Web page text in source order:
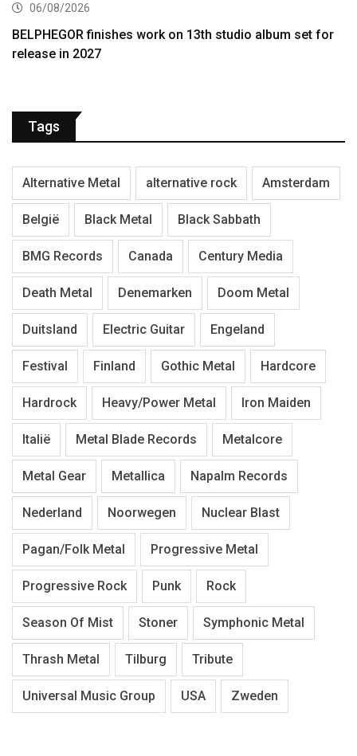
06/08/2026
BELPHEGOR finishes work on 13th studio album set for
release in 2027
Tags
Alternative Metal alternative rock Amsterdam
België Black Metal Black Sabbath
BMG Records Canada Century Media
Death Metal Denemarken Doom Metal
Duitsland Electric Guitar Engeland
Festival Finland Gothic Metal Hardcore
Hardrock Heavy/Power Metal Iron Maiden
Italië Metal Blade Records Metalcore
Metal Gear Metallica Napalm Records
Nederland Noorwegen Nuclear Blast
Pagan/Folk Metal Progressive Metal
Progressive Rock Punk Rock
Season Of Mist Stoner Symphonic Metal
Thrash Metal Tilburg Tribute
Universal Music Group USA Zweden